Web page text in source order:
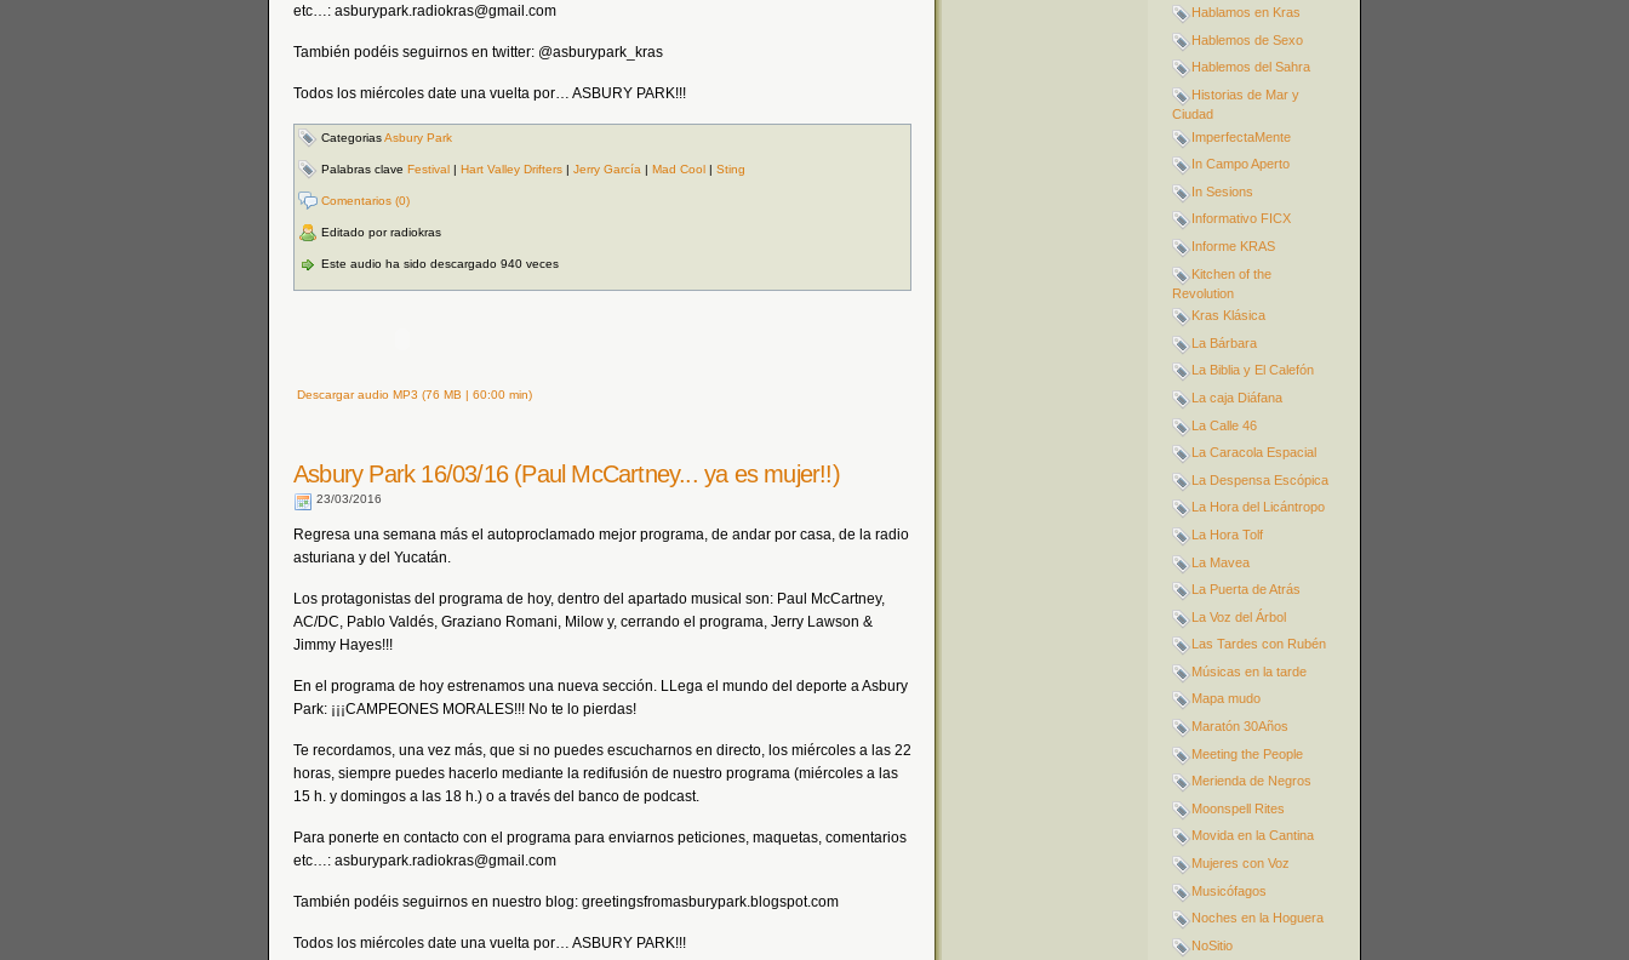
etc…: asburypark.radiokras@gmail.com
También podéis seguirnos en twitter: @asburypark_kras
Todos los miércoles date una vuelta por… ASBURY PARK!!!
CategoriasAsbury Park
Palabras clave Festival | Hart Valley Drifters | Jerry García | Mad Cool | Sting
Comentarios (0)
Editado por radiokras
Este audio ha sido descargado 940 veces
Descargar audio MP3 (76 MB | 60:00 min)
Asbury Park 16/03/16 (Paul McCartney... ya es mujer!!)
23/03/2016
Regresa una semana más el autoproclamado mejor programa, de andar por casa, de la radio
asturiana y del Yucatán.
Los protagonistas del programa de hoy, dentro del apartado musical son: Paul McCartney,
AC/DC, Pablo Valdés, Graziano Romani, Milow y, cerrando el programa, Jerry Lawson &
Jimmy Hayes!!!
En el programa de hoy estrenamos una nueva sección. LLega el mundo del deporte a Asbury
Park: ¡¡¡CAMPEONES MORALES!!! No te lo pierdas!
Te recordamos, una vez más, que si no puedes escucharnos en directo, los miércoles a las 22
horas, siempre puedes hacerlo mediante la redifusión de nuestro programa (miércoles a las
15 h. y domingos a las 18 h.) o a través del banco de podcast.
Para ponerte en contacto con el programa para enviarnos peticiones, maquetas, comentarios
etc…: asburypark.radiokras@gmail.com
También podéis seguirnos en nuestro blog: greetingsfromasburypark.blogspot.com
Todos los miércoles date una vuelta por… ASBURY PARK!!!
Hablamos en Kras
Hablemos de Sexo
Hablemos del Sahra
Historias de Mar y
Ciudad
ImperfectaMente
In Campo Aperto
In Sesions
Informativo FICX
Informe KRAS
Kitchen of the
Revolution
Kras Klásica
La Bárbara
La Biblia y El Calefón
La caja Diáfana
La Calle 46
La Caracola Espacial
La Despensa Escópica
La Hora del Licántropo
La Hora Tolf
La Mavea
La Puerta de Atrás
La Voz del Árbol
Las Tardes con Rubén
Músicas en la tarde
Mapa mudo
Maratón 30Años
Meeting the People
Merienda de Negros
Moonspell Rites
Movida en la Cantina
Mujeres con Voz
Musicófagos
Noches en la Hoguera
NoSitio